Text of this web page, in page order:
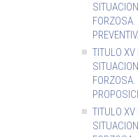
FORZOSA.
TITULO XV
FORZOSA.
TITULO XV